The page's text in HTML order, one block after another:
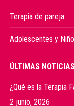
Terapia de pareja
Adolescentes y
ÚLTIMAS
¿Qué es la Terapia
2 junio, 2026